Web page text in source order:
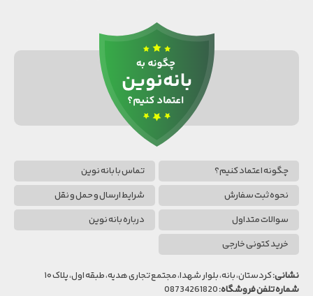
چگونه اعتماد کنیم؟
تماس با بانه نوین
نحوه ثبت سفارش
شرایط ارسال و حمل و نقل
سوالات متداول
درباره بانه نوین
خرید کتونی خارجی
نشانی:کردستان، بانه، بلوار شهدا، مجتمع تجاری هدیه، طبقه اول، پلاک ۱۰
شماره تلفن فروشگاه:08734261820